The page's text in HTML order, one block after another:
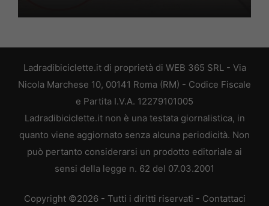
Ladradibiciclette.it di proprietà di WEB 365 SRL - Via
Nicola Marchese 10, 00141 Roma (RM) - Codice Fiscale
e Partita I.V.A. 12279101005
Ladradibiciclette.it non è una testata giornalistica, in
quanto viene aggiornato senza alcuna periodicità. Non
può pertanto considerarsi un prodotto editoriale ai
sensi della legge n. 62 del 07.03.2001
Copyright ©2026 - Tutti i diritti riservati - Contattaci